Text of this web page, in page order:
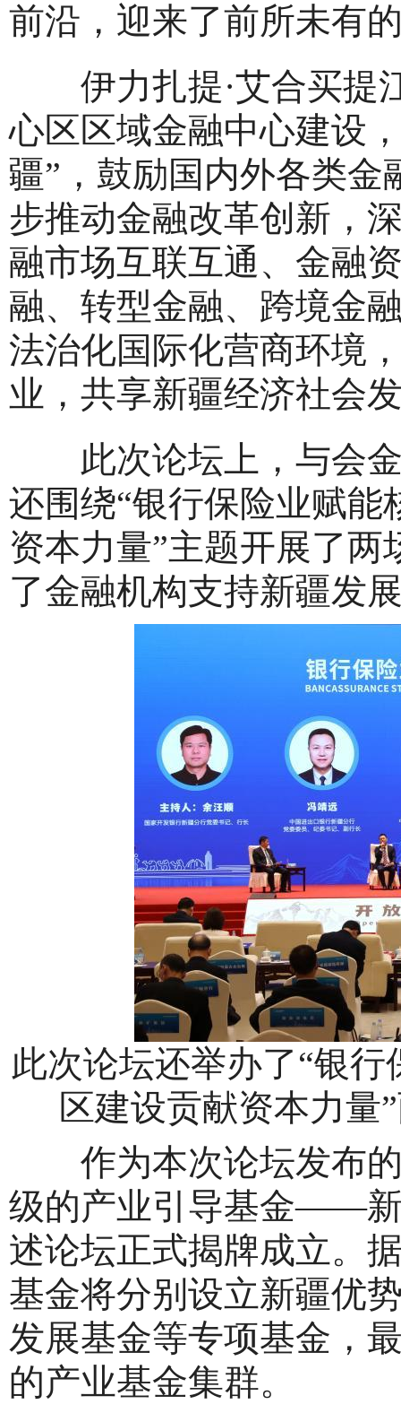
前沿，迎来了前所未有
伊力扎提·艾合买提
心区区域金融中心建设
疆”，鼓励国内外各类
步推动金融改革创新，
融市场互联互通、金融
融、转型金融、跨境金
法治化国际化营商环境
业，共享新疆经济社会
此次论坛上，与会金
还围绕“银行保险业赋能
资本力量”主题开展了
了金融机构支持新疆发
此次论坛还举办了“银
区建设贡献资本力
作为本次论坛发布的
级的产业引导基金——
述论坛正式揭牌成立。
基金将分别设立新疆优
发展基金等专项基金，
的产业基金集群。